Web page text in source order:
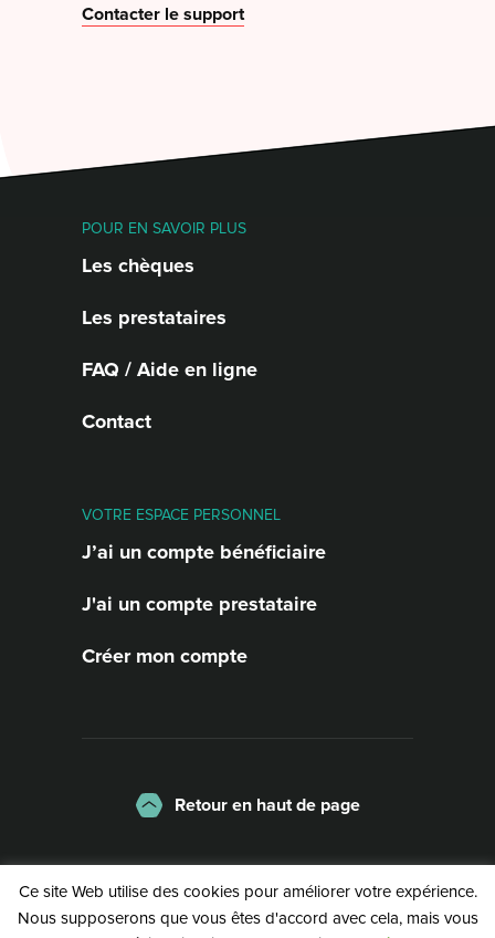
Contacter le support
POUR EN SAVOIR PLUS
Les chèques
Les prestataires
FAQ / Aide en ligne
Contact
VOTRE ESPACE PERSONNEL
J’ai un compte bénéficiaire
J'ai un compte prestataire
Créer mon compte
Retour en haut de page
La charte
Mentions légales
Politique de confidentialité
Ce site Web utilise des cookies pour améliorer votre expérience.
Nous supposerons que vous êtes d'accord avec cela, mais vous